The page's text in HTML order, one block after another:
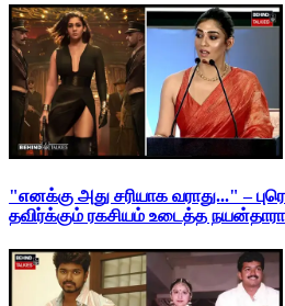
"எனக்கு அது சரியாக வராது..." –
தவிர்க்கும் ரகசியம் உடைத்த